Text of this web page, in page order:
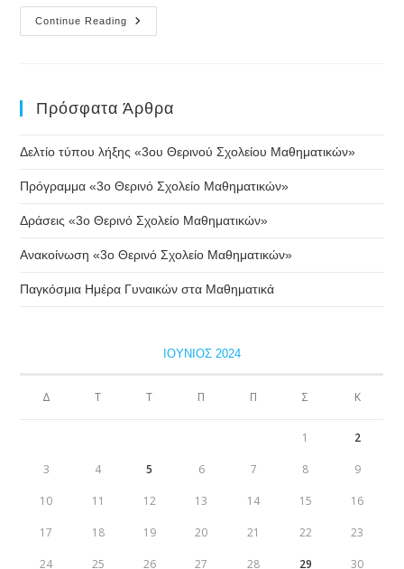
Continue Reading
Μαθηματικό
Θερινό
Πρόσφατα Άρθρα
Δελτίο τύπου λήξης «3ου Θερινού Σχολείου Μαθηματικών»
Πρόγραμμα «3ο Θερινό Σχολείο Μαθηματικών»
Δράσεις «3ο Θερινό Σχολείο Μαθηματικών»
Ανακοίνωση «3ο Θερινό Σχολείο Μαθηματικών»
Παγκόσμια Ημέρα Γυναικών στα Μαθηματικά
ΙΟΎΝΙΟΣ 2024
Δ Τ Τ Π Π Σ Κ
1 2
3 4 5 6 7 8 9
10 11 12 13 14 15 16
17 18 19 20 21 22 23
24 25 26 27 28 29 30